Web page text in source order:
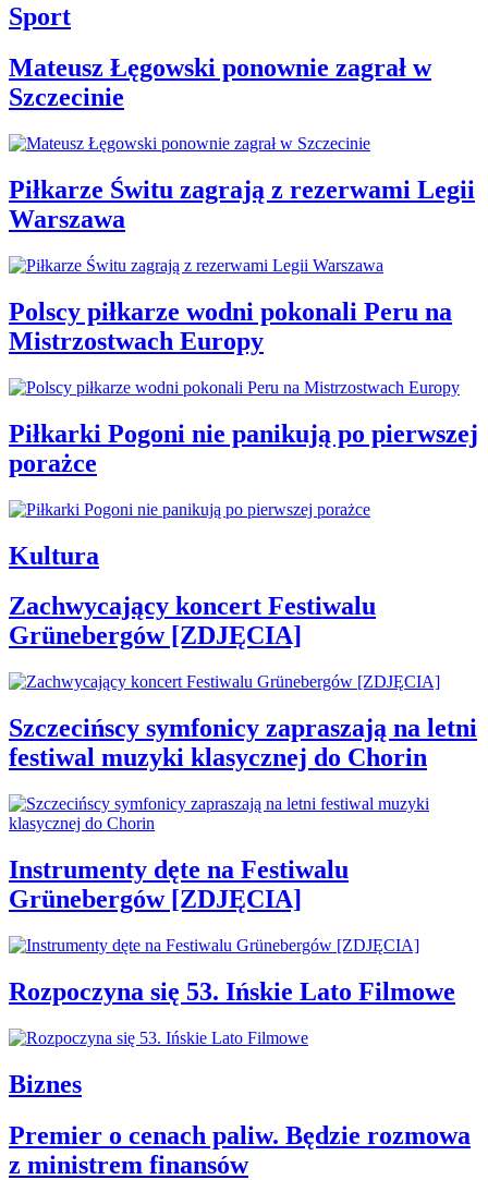
Sport
Mateusz Łęgowski ponownie zagrał w
Szczecinie
Piłkarze Świtu zagrają z rezerwami Legii
Warszawa
Polscy piłkarze wodni pokonali Peru na
Mistrzostwach Europy
Piłkarki Pogoni nie panikują po pierwszej
porażce
Kultura
Zachwycający koncert Festiwalu
Grünebergów [ZDJĘCIA]
Szczecińscy symfonicy zapraszają na letni
festiwal muzyki klasycznej do Chorin
Instrumenty dęte na Festiwalu
Grünebergów [ZDJĘCIA]
Rozpoczyna się 53. Ińskie Lato Filmowe
Biznes
Premier o cenach paliw. Będzie rozmowa
z ministrem finansów